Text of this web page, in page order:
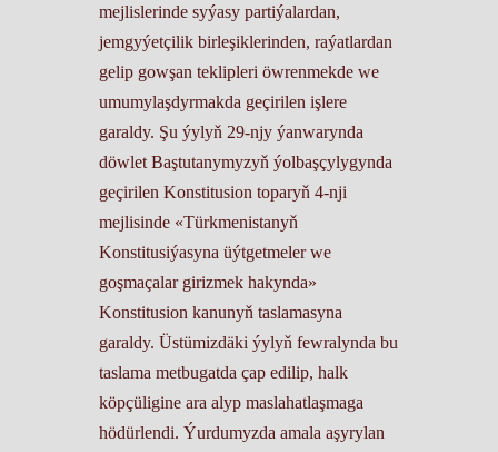
mejlislerinde syýasy partiýalardan,
jemgyýetçilik birleşiklerinden, raýatlardan
gelip gowşan teklipleri öwrenmekde we
umumylaşdyrmakda geçirilen işlere
garaldy. Şu ýylyň 29-njy ýanwarynda
döwlet Baştutanymyzyň ýolbaşçylygynda
geçirilen Konstitusion toparyň 4-nji
mejlisinde «Türkmenistanyň
Konstitusiýasyna üýtgetmeler we
goşmaçalar girizmek hakynda»
Konstitusion kanunyň taslamasyna
garaldy. Üstümizdäki ýylyň fewralynda bu
taslama metbugatda çap edilip, halk
köpçüligine ara alyp maslahatlaşmaga
hödürlendi. Ýurdumyzda amala aşyrylan